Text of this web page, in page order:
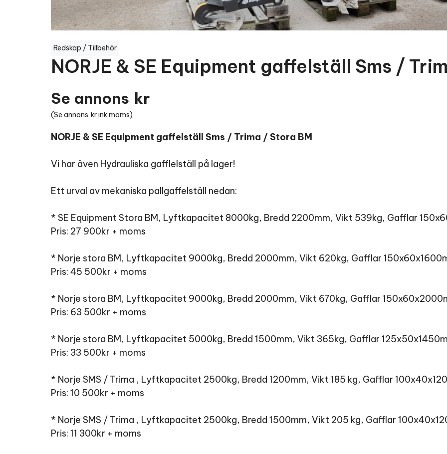
Redskap / Tillbehör
NORJE & SE Equipment gaffelställ Sms /
Se annons kr
(Se annons kr ink moms)
NORJE & SE Equipment gaffelställ Sms / Trima / Stora BM
Vi har även Hydrauliska gafflelställ på lager!
Ett urval av mekaniska pallgaffelställ nedan:
* SE Equipment Stora BM, Lyftkapacitet 8000kg, Bredd 2200mm, Vikt 539kg, Gafflar
Pris: 27 900kr + moms
* Norje stora BM, Lyftkapacitet 9000kg, Bredd 2000mm, Vikt 620kg, Gafflar
Pris: 45 500kr + moms
* Norje stora BM, Lyftkapacitet 9000kg, Bredd 2000mm, Vikt 670kg, Gafflar
Pris: 63 500kr + moms
* Norje stora BM, Lyftkapacitet 5000kg, Bredd 1500mm, Vikt 365kg, Gafflar
Pris: 33 500kr + moms
* Norje SMS / Trima , Lyftkapacitet 2500kg, Bredd 1200mm, Vikt 185 kg, Gafflar
Pris: 10 500kr + moms
* Norje SMS / Trima , Lyftkapacitet 2500kg, Bredd 1500mm, Vikt 205 kg, Gafflar
Pris: 11 300kr + moms